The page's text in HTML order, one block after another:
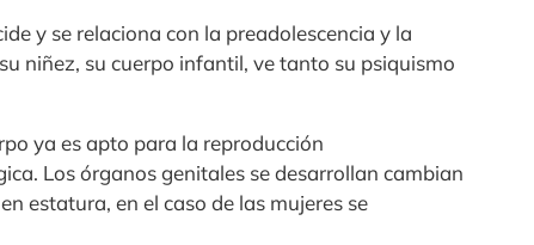
y se relaciona con la preadolescencia y la
niñez, su cuerpo infantil, ve tanto su psiquismo
ya es apto para la reproducción
Los órganos genitales se desarrollan cambian
estatura, en el caso de las mujeres se